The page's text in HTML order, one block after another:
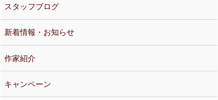
スタッフブログ
新着情報・お知らせ
作家紹介
キャンペーン